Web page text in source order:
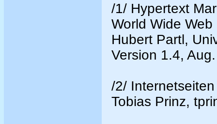
/1/ Hypertext
World Wide Web
Hubert Partl,
Version 1.4,
/2/
Tobias Prinz,